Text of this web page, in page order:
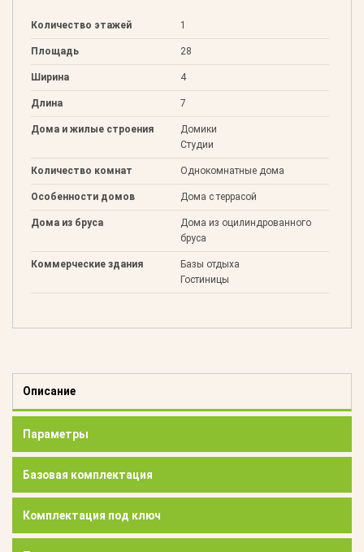
Количество этажей 1
Площадь 28
Ширина 4
Длина 7
Дома и жилые строения
Домики
Студии
Количество комнат Однокомнатные дома
Особенности домов Дома с террасой
Дома из бруса
Дома из оцилиндрованного
бруса
Коммерческие здания
Базы отдыха
Гостиницы
Описание
Параметры
Базовая комплектация
Комплектация под ключ